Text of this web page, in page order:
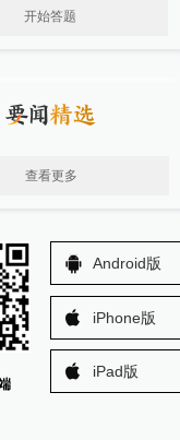
开始答题
查看更多
Android版
iPhone版
iPad版